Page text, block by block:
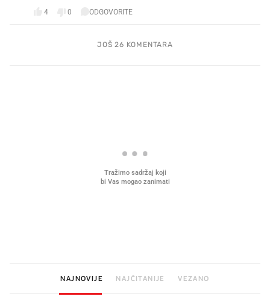
4 0 ODGOVORITE
JOŠ 26 KOMENTARA
NAJNOVIJE NAJČITANIJE VEZANO